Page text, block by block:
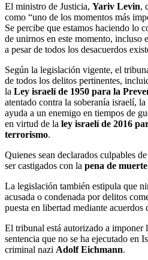
El ministro de Justicia, Yariv Levin,
como “uno de los momentos más
Se percibe que estamos haciendo lo
de unirnos en este momento, incluso
a pesar de todos los desacuerdos
Según la legislación vigente, el
de todos los delitos pertinentes,
la Ley israelí de 1950 para la
atentado contra la soberanía israelí,
ayuda a un enemigo en tiempos de
en virtud de la ley israelí de 2016
terrorismo.
Quienes sean declarados culpables
ser castigados con la pena de muerte
La legislación también estipula que
acusada o condenada por delitos
puesta en libertad mediante acuerdos
El tribunal está autorizado a imponer
sentencia que no se ha ejecutado en
criminal nazi Adolf Eichmann.